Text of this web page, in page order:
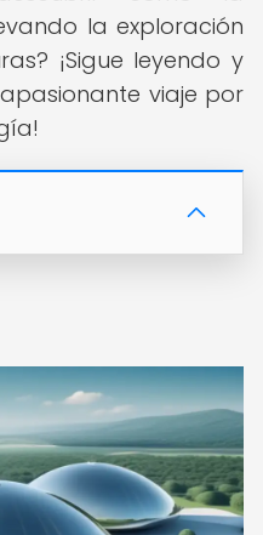
la exploración
¡Sigue leyendo y
viaje por